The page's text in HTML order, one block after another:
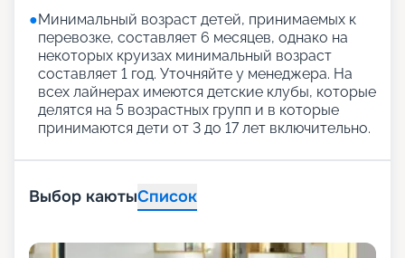
●Минимальный возраст детей, принимаемых к
перевозке, составляет 6 месяцев, однако на
некоторых круизах минимальный возраст
составляет 1 год. Уточняйте у менеджера. На
всех лайнерах имеются детские клубы, которые
делятся на 5 возрастных групп и в которые
принимаются дети от 3 до 17 лет включительно.
Выбор каютыСписок